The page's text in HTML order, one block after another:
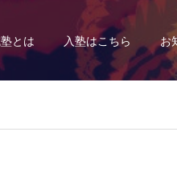
とは 入塾はこちら お